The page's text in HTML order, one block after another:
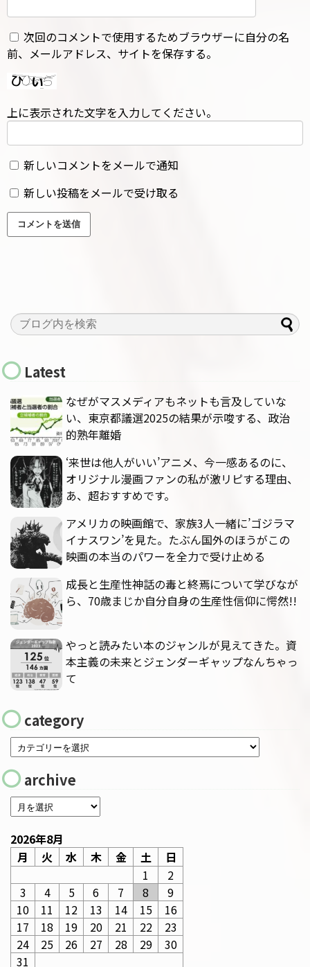
次回のコメントで使用するためブラウザーに自分の名
前、メールアドレス、サイトを保存する。
上に表示された文字を入力してください。
新しいコメントをメールで通知
新しい投稿をメールで受け取る
Latest
なぜがマスメディアもネットも言及していな
い、東京都議選2025の結果が示唆する、政治
的熟年離婚
‘来世は他人がいい’アニメ、今一感あるのに、
オリジナル漫画ファンの私が激リピする理由、
あ、超おすすめです。
アメリカの映画館で、家族3人一緒に’ゴジラマ
イナスワン’を見た。たぶん国外のほうがこの
映画の本当のパワーを全力で受け止める
成長と生産性神話の毒と終焉について学びなが
ら、70歳まじか自分自身の生産性信仰に愕然!!
やっと読みたい本のジャンルが見えてきた。資
本主義の未来とジェンダーギャップなんちゃっ
て
category
archive
2026年8月
月
火 水 木 金 土
日
1
2
3
4 5 6 7 8
9
10
11 12 13 14 15
16
17
18 19 20 21 22
23
24
25 26 27 28 29
30
31